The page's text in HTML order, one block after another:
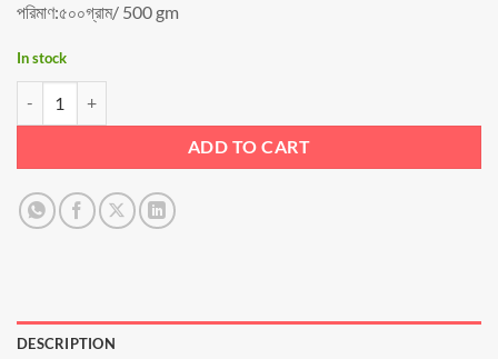
পরিমাণ:৫০০গ্রাম/ 500 gm
In stock
ADD TO CART
DESCRIPTION